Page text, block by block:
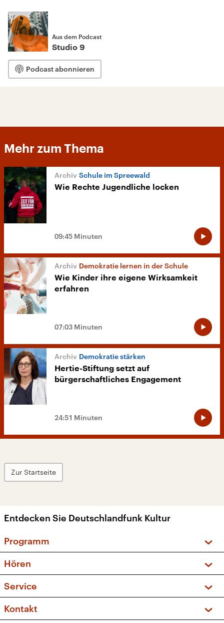
Aus dem Podcast
Studio 9
Podcast abonnieren
Mehr zum Thema
Schule im Spreewald
Wie Rechte Jugendliche locken
09:45 Minuten
Demokratie lernen in der Schule
Wie Kinder ihre eigene Wirksamkeit
erfahren
07:03 Minuten
Demokratie stärken
Hertie-Stiftung setzt auf
bürgerschaftliches Engagement
24:51 Minuten
Zur Startseite
Entdecken Sie Deutschlandfunk Kultur
Programm
Sendungen und Podcasts
Musikliste
Kakadu – Das Kinderprogramm
Hören
Frequenzen (UKW + DAB+)
Service
FAQ
Apps
Kontakt